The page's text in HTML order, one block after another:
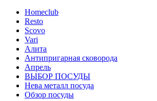
Homeclub
Resto
Scovo
Vari
Алита
Антипригарная сковорода
Апрель
ВЫБОР ПОСУДЫ
Нева металл посуда
Обзор посуды